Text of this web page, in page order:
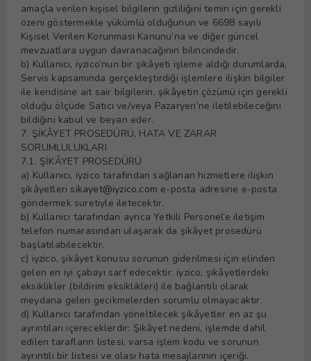
amaçla verilen kişisel bilgilerin gizliliğini temin için gerekli
özeni göstermekle yükümlü olduğunun ve 6698 sayılı
Kişisel Verilen Korunması Kanunu’na ve diğer güncel
mevzuatlara uygun davranacağının bilincindedir.
b) Kullanıcı, iyzico’nun bir şikâyeti işleme aldığı durumlarda,
Servis kapsamında gerçekleştirdiği işlemlere ilişkin bilgiler
ile kendisine ait sair bilgilerin, şikâyetin çözümü için gerekli
olduğu ölçüde Satıcı ve/veya Pazaryeri’ne iletilebileceğini
bildiğini kabul ve beyan eder.
7. ŞİKÂYET PROSEDÜRÜ, HATA VE ZARAR
SORUMLULUKLARI
7.1. ŞİKÂYET PROSEDÜRÜ
a) Kullanıcı, iyzico tarafından sağlanan hizmetlere ilişkin
şikâyetleri sikayet@iyzico.com e-posta adresine e-posta
göndermek suretiyle iletecektir.
b) Kullanıcı tarafından ayrıca Yetkili Personel’e iletişim
telefon numarasından ulaşarak da şikâyet prosedürü
başlatılabilecektir.
c) iyzico, şikâyet konusu sorunun giderilmesi için elinden
gelen en iyi çabayı sarf edecektir. iyzico, şikâyetlerdeki
eksiklikler (bildirim eksiklikleri) ile bağlantılı olarak
meydana gelen gecikmelerden sorumlu olmayacaktır.
d) Kullanıcı tarafından yöneltilecek şikâyetler en az şu
ayrıntıları içereceklerdir: Şikâyet nedeni, işlemde dahil
edilen tarafların listesi, varsa işlem kodu ve sorunun
ayrıntılı bir listesi ve olası hata mesajlarının içeriği.